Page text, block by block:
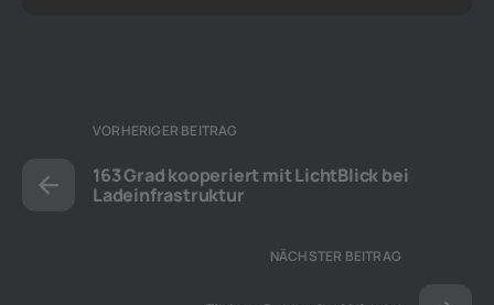
VORHERIGER BEITRAG
163 Grad kooperiert mit LichtBlick bei
Ladeinfrastruktur
NÄCHSTER BEITRAG